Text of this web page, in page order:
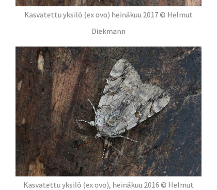
Kasvatettu yksilö (ex ovo) heinäkuu 2017 © Helmut
Diekmann
Kasvatettu yksilö (ex ovo), heinäkuu 2016 © Helmut